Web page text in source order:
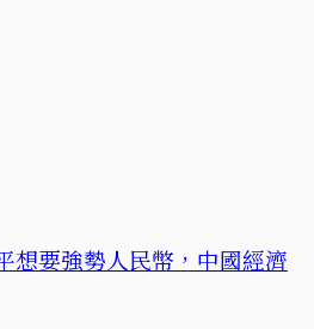
想要強勢人民幣，中國經濟